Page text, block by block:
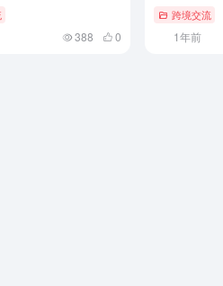
388 0
跨境交流
1年前